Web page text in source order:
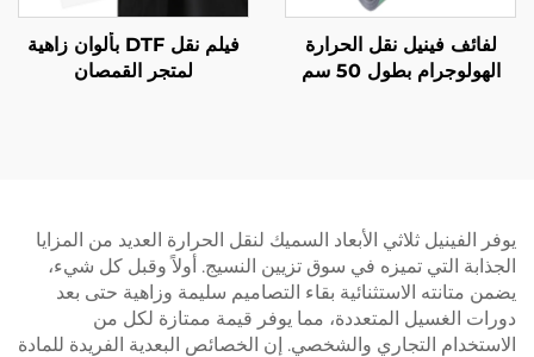
لفائف فينيل نقل الحرارة
الهولوجرام بطول 50 سم
فيلم نقل DTF بألوان زاهية
لمتجر القمصان
يوفر الفينيل ثلاثي الأبعاد السميك لنقل الحرارة العديد من المزايا
الجذابة التي تميزه في سوق تزيين النسيج. أولاً وقبل كل شيء،
يضمن متانته الاستثنائية بقاء التصاميم سليمة وزاهية حتى بعد
دورات الغسيل المتعددة، مما يوفر قيمة ممتازة لكل من
الاستخدام التجاري والشخصي. إن الخصائص البعدية الفريدة للمادة